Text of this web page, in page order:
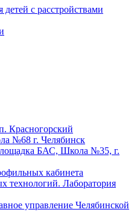
с расстройствами
Красногорский
№68 г. Челябинск
БАС, Школа №35, г.
кабинета
технологий. Лаборатория
управление Челябинской